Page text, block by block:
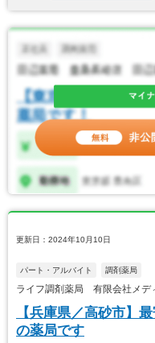
更新日：2024年10月10日
パート・アルバイト 調剤薬局
ライフ調剤薬局 有限会社メデ
【兵庫県／高砂市】
の薬局です